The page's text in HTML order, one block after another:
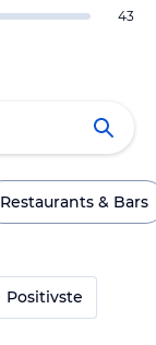
43
Restaurants & Bars
Positivste